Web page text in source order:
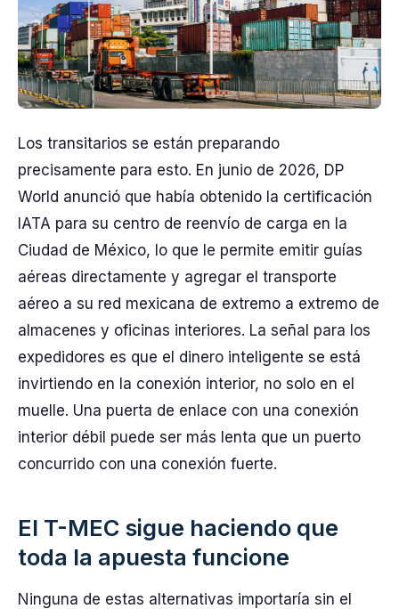
Los transitarios se están preparando
precisamente para esto. En junio de 2026, DP
World anunció que había obtenido la certificación
IATA para su centro de reenvío de carga en la
Ciudad de México, lo que le permite emitir guías
aéreas directamente y agregar el transporte
aéreo a su red mexicana de extremo a extremo de
almacenes y oficinas interiores. La señal para los
expedidores es que el dinero inteligente se está
invirtiendo en la conexión interior, no solo en el
muelle. Una puerta de enlace con una conexión
interior débil puede ser más lenta que un puerto
concurrido con una conexión fuerte.
El T-MEC sigue haciendo que
toda la apuesta funcione
Ninguna de estas alternativas importaría sin el